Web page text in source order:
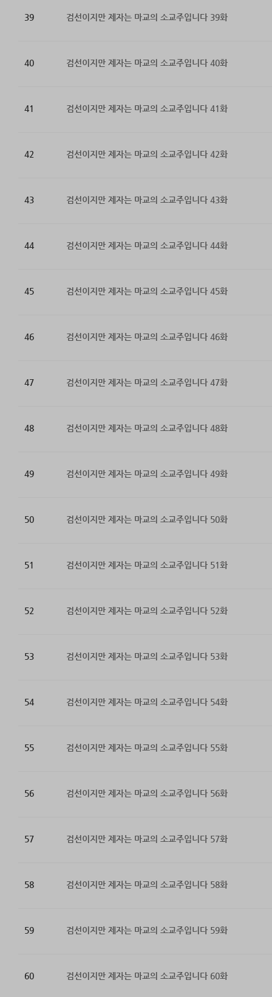
39 검선이지만 제자는 마교의 소교주입니다 39화
40 검선이지만 제자는 마교의 소교주입니다 40화
41 검선이지만 제자는 마교의 소교주입니다 41화
42 검선이지만 제자는 마교의 소교주입니다 42화
43 검선이지만 제자는 마교의 소교주입니다 43화
44 검선이지만 제자는 마교의 소교주입니다 44화
45 검선이지만 제자는 마교의 소교주입니다 45화
46 검선이지만 제자는 마교의 소교주입니다 46화
47 검선이지만 제자는 마교의 소교주입니다 47화
48 검선이지만 제자는 마교의 소교주입니다 48화
49 검선이지만 제자는 마교의 소교주입니다 49화
50 검선이지만 제자는 마교의 소교주입니다 50화
51 검선이지만 제자는 마교의 소교주입니다 51화
52 검선이지만 제자는 마교의 소교주입니다 52화
53 검선이지만 제자는 마교의 소교주입니다 53화
54 검선이지만 제자는 마교의 소교주입니다 54화
55 검선이지만 제자는 마교의 소교주입니다 55화
56 검선이지만 제자는 마교의 소교주입니다 56화
57 검선이지만 제자는 마교의 소교주입니다 57화
58 검선이지만 제자는 마교의 소교주입니다 58화
59 검선이지만 제자는 마교의 소교주입니다 59화
60 검선이지만 제자는 마교의 소교주입니다 60화